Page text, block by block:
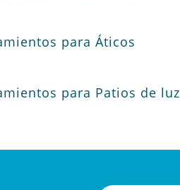
para Áticos
para Patios de luz